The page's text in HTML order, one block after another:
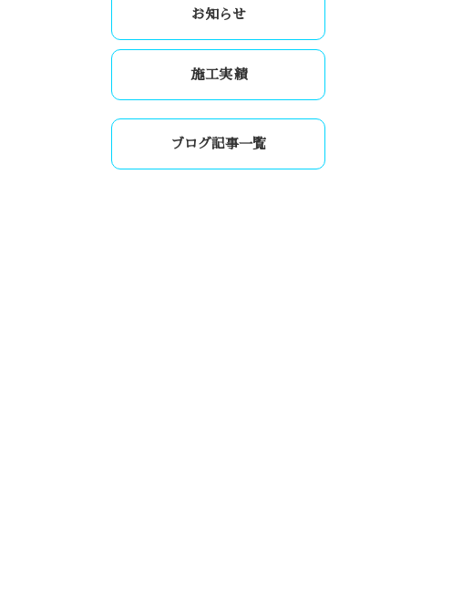
お知らせ
施工実績
ブログ記事一覧